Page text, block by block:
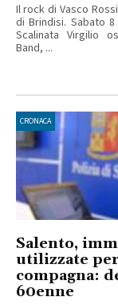
Il rock di Vasco
di Brindisi. Sabato
Scalinata Virgilio
Band, ...
CRONACA
Salento,
utilizzate
compagna:
60enne